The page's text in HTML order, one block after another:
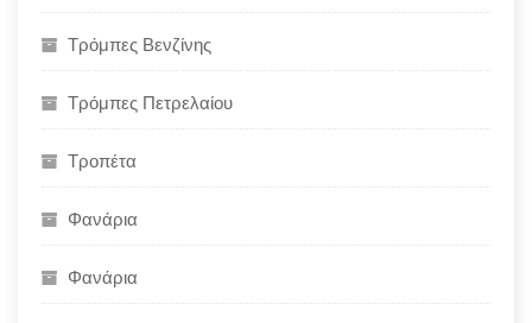
Τρόμπες Βενζίνης
Τρόμπες Πετρελαίου
Τροπέτα
Φανάρια
Φανάρια